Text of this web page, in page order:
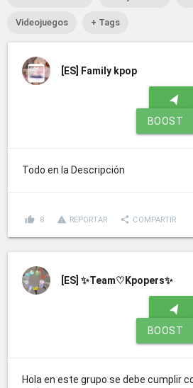
Videojuegos + Tags
[ES] Family kpop
navigation
BOOST
Todo en la Descripción
thumb_up 8 report_problem REPORTAR share COMPARTIR
[ES] ✨Team♡Kpopers✨
navigation
BOOST
Hola en este grupo se debe cumplir